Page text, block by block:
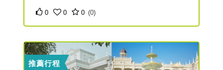
0 0 0 (0)
推薦行程